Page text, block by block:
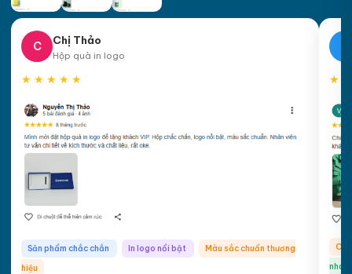
+7
C Chị Thảo
Hộp quà in logo
★ ★ ★ ★ ★
Sản phẩm chắc chắn In logo nổi bật
Màu sắc chuẩn thương
hiệu
★